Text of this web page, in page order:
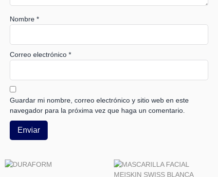
Nombre *
Correo electrónico *
Guardar mi nombre, correo electrónico y sitio web en este
navegador para la próxima vez que haga un comentario.